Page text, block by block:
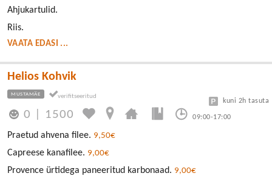
Ahjukartulid.
Riis.
VAATA EDASI ...
Helios Kohvik
MUSTAMÄE
0 1500 09:00-17:00
kuni 2h tasuta
Praetud ahvena filee. 9,50€
Capreese kanafilee. 9,00€
Provence ürtidega paneeritud karbonaad. 9,00€